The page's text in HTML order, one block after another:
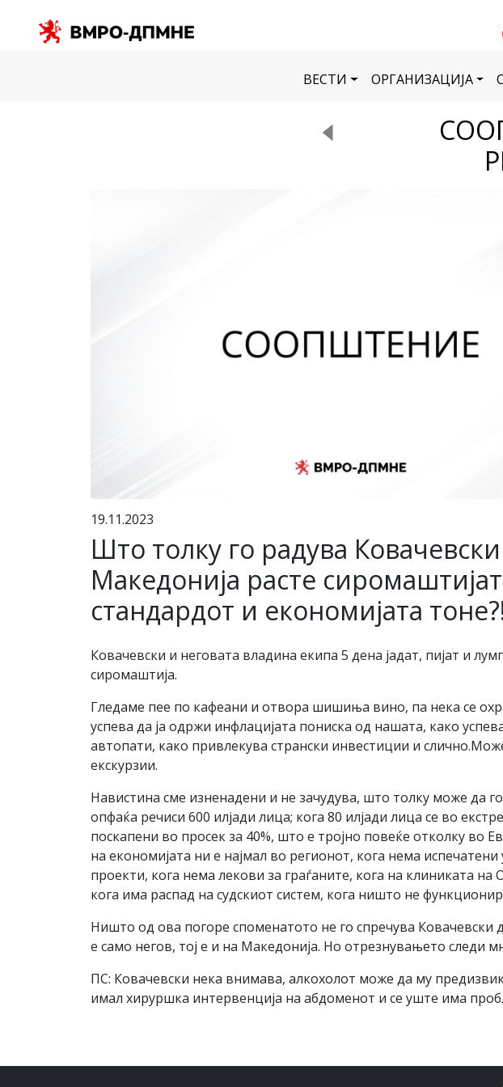
ВЕСТИ ОРГАНИЗАЦИЈА
19.11.2023
Што толку го радува
Македонија расте
стандардот и економијата
Ковачевски и неговата владина екипа 5 дена јадат, пијат и
сиромаштија.
Гледаме пее по кафеани и отвора шишиња вино, па нека се
успева да ја одржи инфлацијата пониска од нашата, како
автопати, како привлекува странски инвестиции и
екскурзии.
Навистина сме изненадени и не зачудува, што толку може да
опфаќа речиси 600 илјади лица; кога 80 илјади лица се во
поскапени во просек за 40%, што е тројно повеќе отколку во
на економијата ни е најмал во регионот, кога нема
проекти, кога нема лекови за граѓаните, кога на клиниката
кога има распад на судскиот систем, кога ништо не
Ништо од ова погоре споменатото не го спречува Ковачевски
е само негов, тој е и на Македонија. Но отрезнувањето следи
ПС: Ковачевски нека внимава, алкохолот може да му
имал хируршка интервенција на абдоменот и се уште има